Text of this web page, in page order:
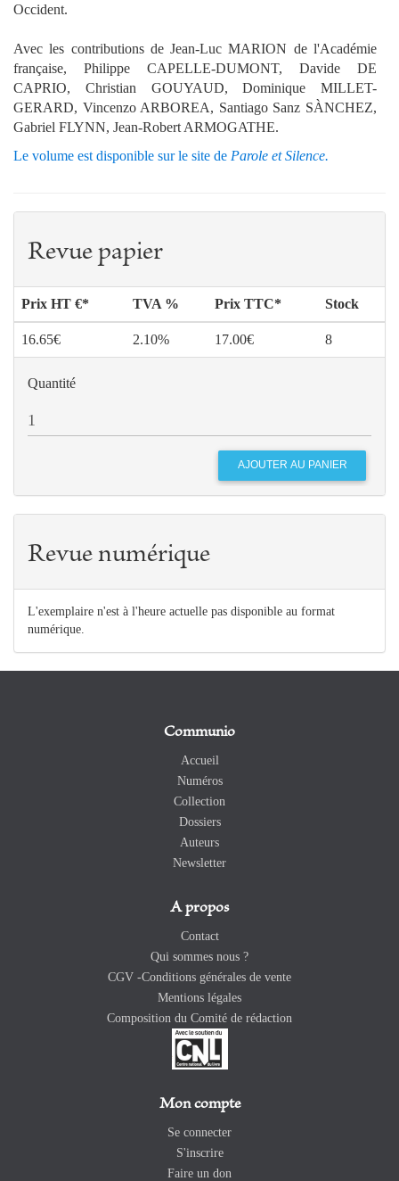
Occident.
Avec les contributions de Jean-Luc MARION de l'Académie
française, Philippe CAPELLE-DUMONT, Davide DE
CAPRIO, Christian GOUYAUD, Dominique MILLET-
GERARD, Vincenzo ARBOREA, Santiago Sanz SÀNCHEZ,
Gabriel FLYNN, Jean-Robert ARMOGATHE.
Le volume est disponible sur le site de Parole et Silence.
Revue papier
Prix HT €* TVA % Prix TTC* Stock
16.65€ 2.10% 17.00€ 8
Quantité
Revue numérique
L'exemplaire n'est à l'heure actuelle pas disponible au format
numérique.
Communio
Accueil
Numéros
Collection
Dossiers
Auteurs
Newsletter
A propos
Contact
Qui sommes nous ?
CGV -Conditions générales de vente
Mentions légales
Composition du Comité de rédaction
Mon compte
Se connecter
S'inscrire
Faire un don